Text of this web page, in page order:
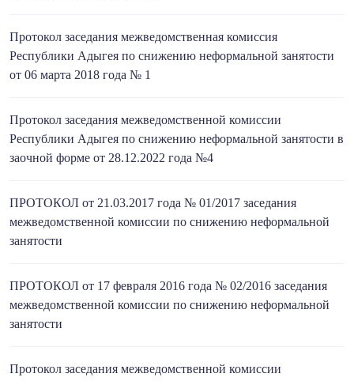
Протокол заседания межведомственная комиссия
Республики Адыгея по снижению неформальной занятости
от 06 марта 2018 года № 1
Протокол заседания межведомственной комиссии
Республики Адыгея по снижению неформальной занятости в
заочной форме от 28.12.2022 года №4
ПРОТОКОЛ от 21.03.2017 года № 01/2017 заседания
межведомственной комиссии по снижению неформальной
занятости
ПРОТОКОЛ от 17 февраля 2016 года № 02/2016 заседания
межведомственной комиссии по снижению неформальной
занятости
Протокол заседания межведомственной комиссии